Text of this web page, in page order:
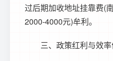
过后期加收地址挂靠费(
2000-4000元)牟利。
三、政策红利与效